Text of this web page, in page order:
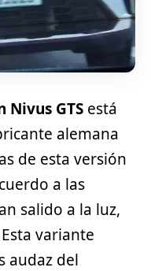
Nivus GTS está
alemana
de esta versión
a las
salido a la luz,
variante
audaz del